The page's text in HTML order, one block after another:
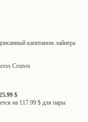
капитаном лайнера
Cruises
$
на 117.99 $ для пары